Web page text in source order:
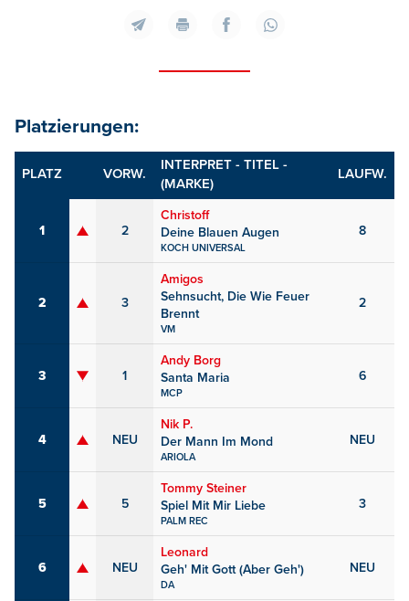
Platzierungen:
PLATZ VORW.
INTERPRET - TITEL -
(MARKE)
LAUFW.
1 2
Christoff
Deine Blauen Augen
KOCH UNIVERSAL
8
2 3
Amigos
Sehnsucht, Die Wie Feuer
Brennt
VM
2
3 1
Andy Borg
Santa Maria
MCP
6
4 NEU
Nik P.
Der Mann Im Mond
ARIOLA
NEU
5 5
Tommy Steiner
Spiel Mit Mir Liebe
PALM REC
3
6 NEU
Leonard
Geh' Mit Gott (Aber Geh')
DA
NEU